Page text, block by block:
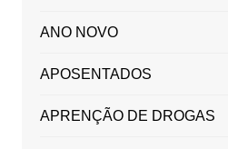
ANO NOVO
APOSENTADOS
APRENÇÃO DE DROGAS